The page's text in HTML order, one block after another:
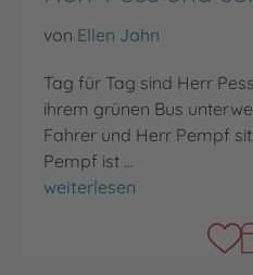
von Ellen Jahn
Tag für Tag sind Herr
ihrem grünen Bus
Fahrer und Herr Pempf
Pempf ist …
Herr Pess und sein Bär
weiterlesen